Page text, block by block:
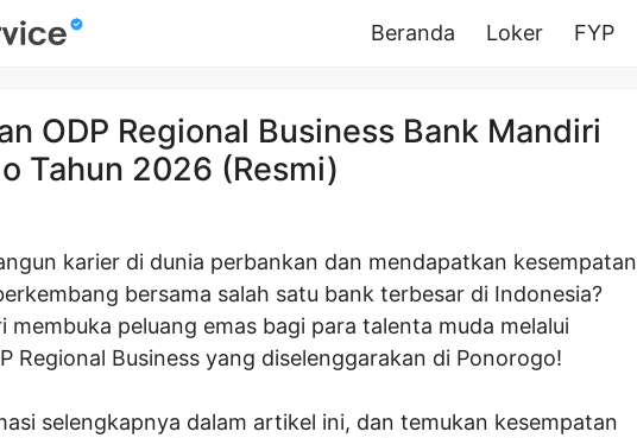
Beranda Loker FYP
ODP Regional Business Bank Mandiri
Tahun 2026 (Resmi)
karier di dunia perbankan dan mendapatkan kesempatan
bersama salah satu bank terbesar di Indonesia?
membuka peluang emas bagi para talenta muda melalui
Regional Business yang diselenggarakan di Ponorogo!
selengkapnya dalam artikel ini, dan temukan kesempatan